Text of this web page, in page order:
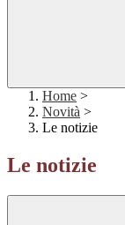
Home >
Novità >
Le notizie
Le notizie